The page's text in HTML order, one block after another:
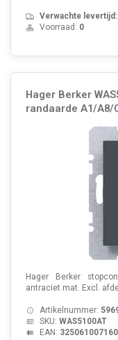
Verwachte
Voorraad: 0
Hager Berker
randaarde A1/A8/
Hager Berker
antraciet mat. Excl.
Artikelnummer:
SKU: WAS5100AT
EAN: